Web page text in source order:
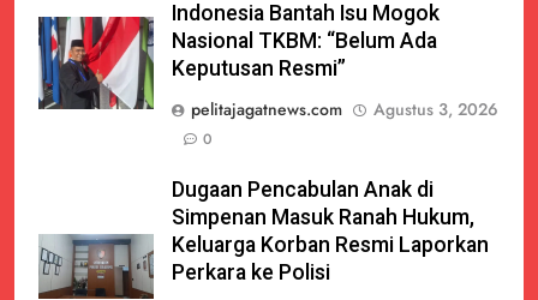
Indonesia Bantah Isu Mogok
Nasional TKBM: “Belum Ada
Keputusan Resmi”
pelitajagatnews.com
Agustus 3, 2026
0
Dugaan Pencabulan Anak di
Simpenan Masuk Ranah Hukum,
Keluarga Korban Resmi Laporkan
Perkara ke Polisi